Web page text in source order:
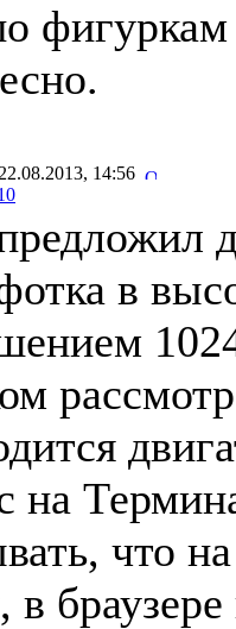
фигуркам
14:56
в
на
что
в